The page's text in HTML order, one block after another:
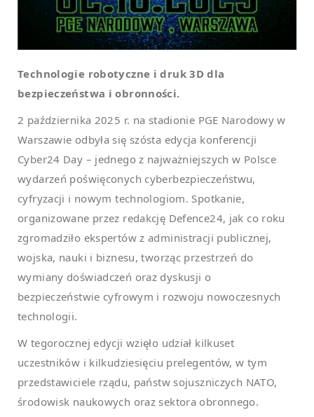
Technologie robotyczne i druk 3D dla
bezpieczeństwa i obronności.
2 października 2025 r. na stadionie PGE Narodowy w
Warszawie odbyła się szósta edycja konferencji
Cyber24 Day – jednego z najważniejszych w Polsce
wydarzeń poświęconych cyberbezpieczeństwu,
cyfryzacji i nowym technologiom. Spotkanie,
organizowane przez redakcję Defence24, jak co roku
zgromadziło ekspertów z administracji publicznej,
wojska, nauki i biznesu, tworząc przestrzeń do
wymiany doświadczeń oraz dyskusji o
bezpieczeństwie cyfrowym i rozwoju nowoczesnych
technologii.
W tegorocznej edycji wzięło udział kilkuset
uczestników i kilkudziesięciu prelegentów, w tym
przedstawiciele rządu, państw sojuszniczych NATO,
środowisk naukowych oraz sektora obronnego.